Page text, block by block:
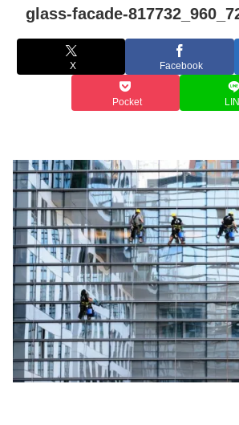
glass-facade-
X Facebook
Pocket